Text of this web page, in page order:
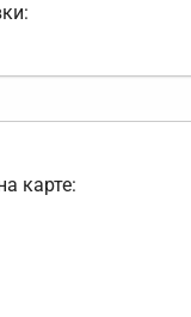
карте: